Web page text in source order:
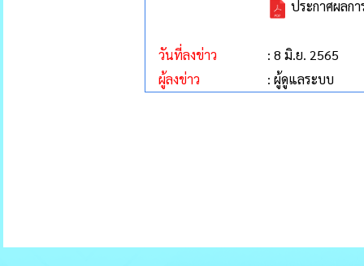
ประกาศผลก
วันที่ลงข่าว
: 8 มิ.ย. 2565
ผู้ลงข่าว
: ผู้ดูแลระบบ